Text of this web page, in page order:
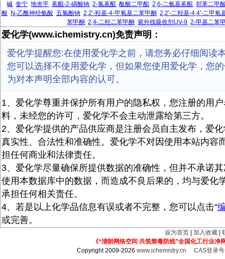
碱 奎宁 地舍平 蒽醌-2-磺酸钠 2-氯蒽醌 酞酸二甲酯 2,6-二氨基蒽醌 邻苯二甲
酸
N-乙酰神经氨酸 五氯酚钠 2,2'-羟基-4-甲氧基二苯甲酮 2,2'-二羟基-4,4'-二甲氧
苯甲酮 2,4-二羟二苯甲酮 紫外线吸收剂UV-9 2-甲基二苯
爱化学(www.ichemistry.cn)免责声明：
爱化学提醒您:在使用爱化学之前，请您务必仔细阅读
您可以选择不使用爱化学，但如果您使用爱化学，您
为对本声明全部内容的认可。
1、爱化学尊重并保护所有用户的隐私权，您注册的用
料，未经您的许可，爱化学不会主动泄露给第三方。
2、爱化学提供的产品供应商是注册会员自主发布，爱
真实性、合法性和准确性。爱化学不对因使用本站内容
担任何商业和法律责任。
3、爱化学尽量确保所提供数据的准确性，但并不承诺
使用本数据库中的数据，而造成不良后果的，均与爱化
承担任何相关责任。
4、若是以上化学品信息有误或者不完整，您可以点击“
或完善。
设为首页 加入收藏
《“清朗网络空间 共筑禁毒防线”全国化工行业净
Copyright 2009-2026www.ichemistry.cn
CAS登录